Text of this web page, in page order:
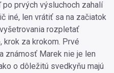
prvých výsluchoch zahalí
iné, len vrátiť sa na začiatok
rozpletať
krok za krokom. Prvé
známosť Marek nie je len
o dôležitú svedkyňu majú